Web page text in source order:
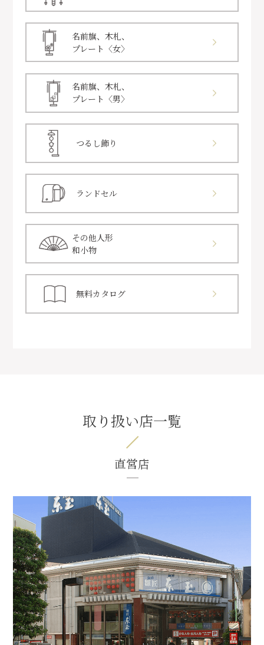
名前旗、木札、
プレート〈女〉
名前旗、木札、
プレート〈男〉
つるし飾り
ランドセル
その他人形
和小物
無料カタログ
取り扱い店一覧
直営店